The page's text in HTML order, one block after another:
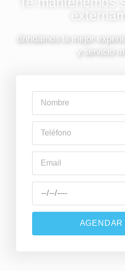
Brindamos la mejor
y servicio
AGENDAR